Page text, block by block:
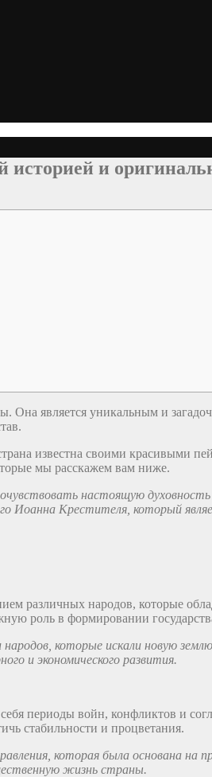
историей и
Она является уникальным и
известна своими красивыми
мы расскажем вам ниже.
настоящую
Иоанна Крестителя, который
различных народов, которые
роль в формировании
которые искали новую
и экономического развития.
периоды войн, конфликтов и
стабильности и процветания.
которая была основана на
жизнь страны.